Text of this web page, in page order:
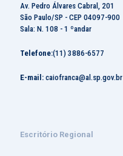
Av. Pedro Álvares Cabral, 201
São Paulo/SP - CEP 04097-900
Sala: N. 108 - 1 ºandar
Telefone:(11) 3886-6577
E-mail: caiofranca@al.sp.gov.br
Escritório Regional